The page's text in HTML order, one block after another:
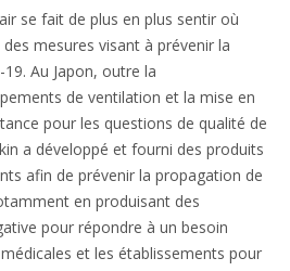
se fait de plus en plus sentir où
mesures visant à prévenir la
Au Japon, outre la
de ventilation et la mise en
pour les questions de qualité de
a développé et fourni des produits
afin de prévenir la propagation de
en produisant des
pour répondre à un besoin
et les établissements pour